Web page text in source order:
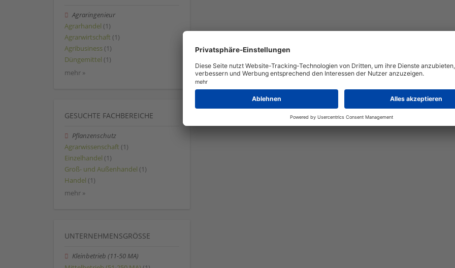
Agraringenieur
Agrarhandel (1)
Agrarwirtschaft (1)
Agribusiness (1)
Düngemittel (1)
mehr »
GESUCHTE FACHBEREICHE
Pflanzenschutz
Agrarwissenschaft (1)
Einzelhandel (1)
Groß- und Außenhandel (1)
Handel (1)
mehr »
UNTERNEHMENSGRÖSSE
Kleinbetrieb (11-50 MA)